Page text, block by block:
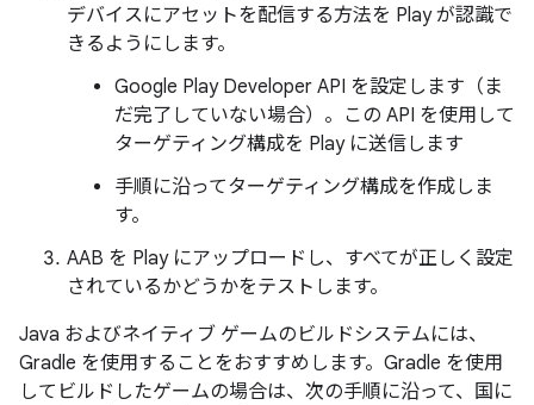
デバイスにアセットを配信する方法を Play が認識で
きるようにします。
Google Play Developer API を設定します（ま
だ完了していない場合）。この API を使用して
ターゲティング構成を Play に送信します
手順に沿ってターゲティング構成を作成しま
す。
AAB を Play にアップロードし、すべてが正しく設定
されているかどうかをテストします。
Java およびネイティブ ゲームのビルドシステムには、
Gradle を使用することをおすすめします。Gradle を使用
してビルドしたゲームの場合は、次の手順に沿って、国に